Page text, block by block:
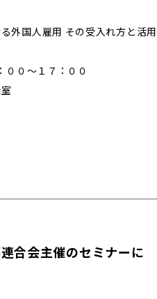
外国人雇用 その受入れ方と活用
００～１７：００
合会主催のセミナーに